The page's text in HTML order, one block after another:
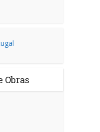
Obras